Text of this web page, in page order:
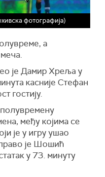
фотографија)
а
је Дамир Хреља у
касније Стефан
гостију.
међу којима се
је у игру ушао
је Шошић
у 73. минуту